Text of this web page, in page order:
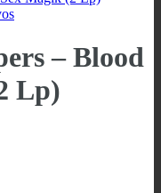
‎– Blood
Lp)